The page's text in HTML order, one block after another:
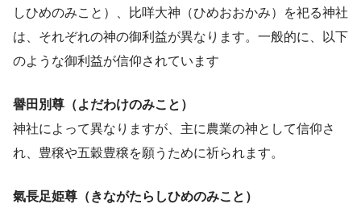
しひめのみこと）、比咩大神（ひめおおかみ）を祀る神社
は、それぞれの神の御利益が異なります。一般的に、以下
のような御利益が信仰されています
譽田別尊（よだわけのみこと）
神社によって異なりますが、主に農業の神として信仰さ
れ、豊穣や五穀豊穣を願うために祈られます。
氣長足姫尊（きながたらしひめのみこと）